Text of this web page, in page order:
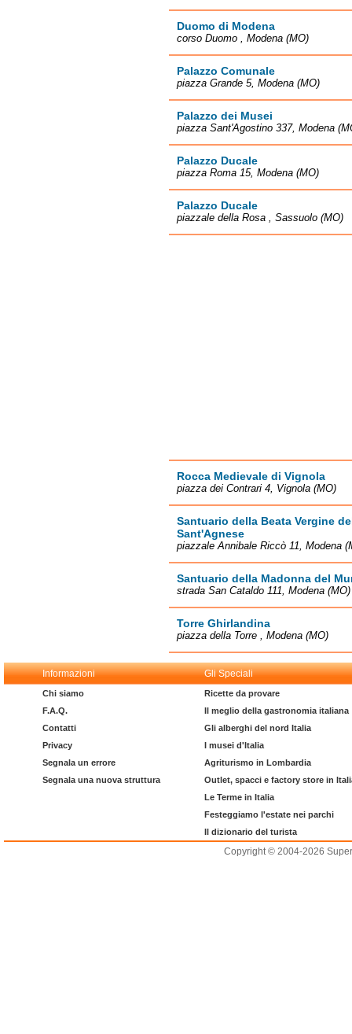
Duomo di Modena
corso Duomo , Modena (MO)
Palazzo Comunale
piazza Grande 5, Modena (MO)
Palazzo dei Musei
piazza Sant'Agostino 337, Modena
Palazzo Ducale
piazza Roma 15, Modena (MO)
Palazzo Ducale
piazzale della Rosa , Sassuolo (MO)
Rocca Medievale di Vignola
piazza dei Contrari 4, Vignola (MO)
Santuario della Beata Vergine
Sant'Agnese
piazzale Annibale Riccò 11, Modena
Santuario della Madonna del
strada San Cataldo 111, Modena (MO)
Torre Ghirlandina
piazza della Torre , Modena (MO)
Informazioni Gli Speciali
Chi siamo
F.A.Q.
Contatti
Privacy
Segnala un errore
Segnala una nuova struttura
Ricette da provare
Il meglio della gastronomia italiana
Gli alberghi del nord Italia
I musei d'Italia
Agriturismo in Lombardia
Outlet, spacci e factory store in
Le Terme in Italia
Festeggiamo l'estate nei parchi
Il dizionario del turista
Copyright © 2004-2026